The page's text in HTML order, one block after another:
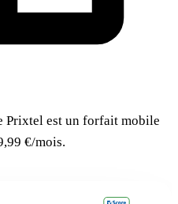
Prixtel est un forfait mobile
€/mois.